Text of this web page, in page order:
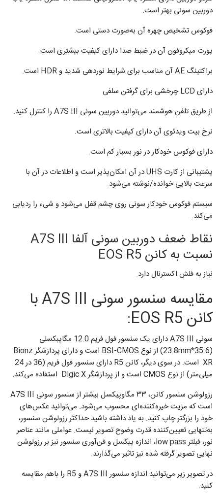
دوربین سونی بهتر است.
فوکوس تشخیص چهره آن به‌صورت دستی است.
پورت میکروفون آن در ضبط صدا دارای کیفیت بیشتری است.
براکتینگ AE آن مناسب برای شرایط نوردهی شدید و HDR است.
دارای LCD چرخشی برای گرفتن سلفی
از طریق تلفن هوشمند می‌توانید دوربین سونی A7S III را کنترل کنید.
نرخ بیت ویدئوی آن دارای کیفیت بالاتری است.
دارای فوکوس خودکار در نور بسیار کم است.
پشتیبانی از کارت UHS در آن امکان‌پذیر است و اطلاعات در آن با
سرعت بالایی خوانده/نوشته می‌شود.
سیستم فوکوس خودکار سونی روی چشم قفل می‌شود و شیء را ردیابی
می‌کند.
نقاط ضعف دوربین سونی آلفا A7S III
نسبت به کانن EOS R5
نیاز به فلش اکسترنال دارد.
مقایسه سنسور سونی A7S III با
کانن EOS R5:
سونی A7S III دارای یک سنسور فول فریم 12.0 مگاپبکسلی
(35.6*23.8mm) از نوع BSI-CMOS است و دارای پردازشگر Bionz
XR است. در سوی دیگر، کانن R5 دارای سنسور فول فریم (36 در 24
میلی‌متر) از نوع CMOS است و از پردازشگر Digic X استفاده می‌کند.
رزولوشن سنسور کانن، ۳۳ مگاوپیکسل بیشتر از سنسور سونی A7S III
است که مزیت خیره‌کننده‌ای محسوب می‌شود. می‌توانید عکس‌های
خود را بزرگتر چاپ کنید. به یاد داشته باشید حداکثر رزولوشن سنسور،
به‌تنهایی تعیین‌کننده قدرت وضوح تصویر نیست. عواملی مانند عناصر
نور، فیلتر low pass، اندازه پیکسل و فن‌آوری سنسور نیز بر رزولوشن
نهایی تصویر گرفته شده نیز تاثیر می‌گذارند.
در تصویر زیر می‌توانید اندازه سنسور A7S III و R5 را باهم مقایسه
کنید.